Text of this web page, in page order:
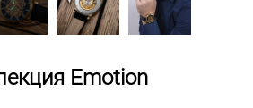
Emotion